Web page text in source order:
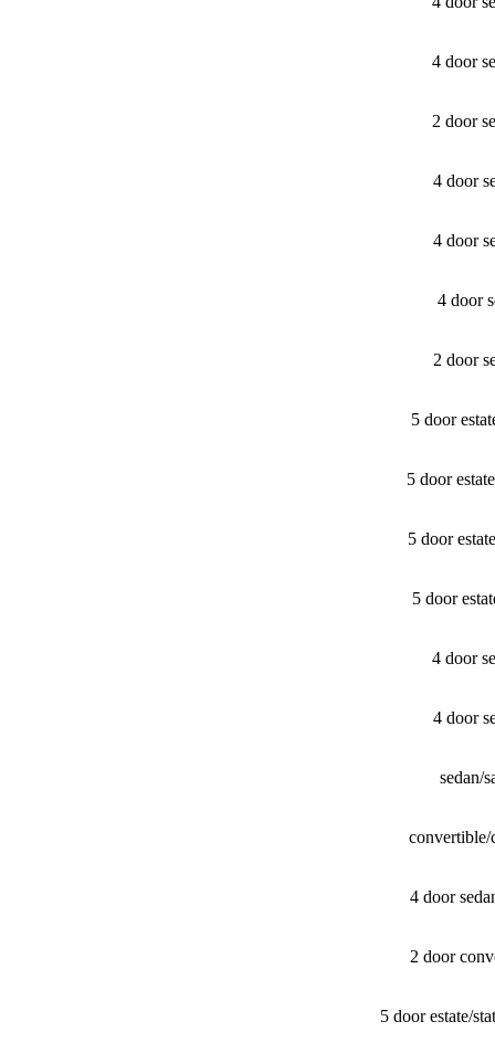
4 door
2 door
4 door
4 door
4 door
2 door
5 door
5 door
5 door
5 door
4 door
4 door
sedan/​
4 door
2 door
5 door estate/​